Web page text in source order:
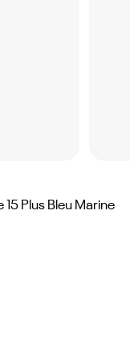
Plus Bleu Marine